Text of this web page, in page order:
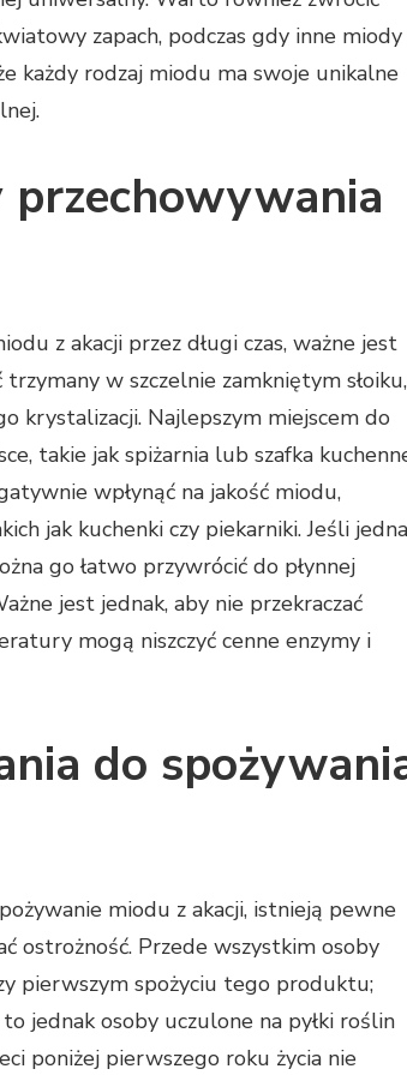
zapach, podczas gdy inne miody
każdy rodzaj miodu ma swoje unikalne
przechowywania
z akacji przez długi czas, ważne jest
w szczelnie zamkniętym słoiku,
krystalizacji. Najlepszym miejscem do
takie jak spiżarnia lub szafka
wpłynąć na jakość miodu,
jak kuchenki czy piekarniki. Jeśli
go łatwo przywrócić do płynnej
jest jednak, aby nie przekraczać
mogą niszczyć cenne enzymy i
do
miodu z akacji, istnieją pewne
ostrożność. Przede wszystkim osoby
pierwszym spożyciu tego produktu;
jednak osoby uczulone na pyłki roślin
poniżej pierwszego roku życia nie